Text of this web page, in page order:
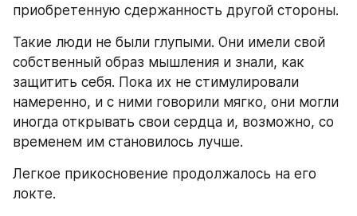
приобретенную сдержанность другой стороны.
Такие люди не были глупыми. Они имели свой
собственный образ мышления и знали, как
защитить себя. Пока их не стимулировали
намеренно, и с ними говорили мягко, они могли
иногда открывать свои сердца и, возможно, со
временем им становилось лучше.
Легкое прикосновение продолжалось на его
локте.